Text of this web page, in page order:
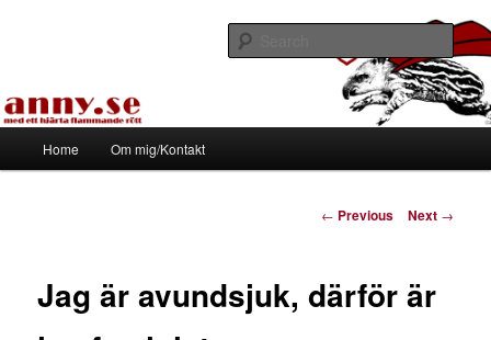
Tapirhen
Home Om mig/Kontakt
Post
← Previous Next →
Jag är avundsjuk, därför är